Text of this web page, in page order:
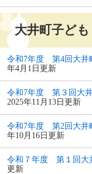
大井町子ど
令和7年度 第4回大井
年4月1日更新
令和7年度 第３回大
2025年11月13日更新
令和7年度 第2回大井
年10月16日更新
令和７年度 第１回大
更新